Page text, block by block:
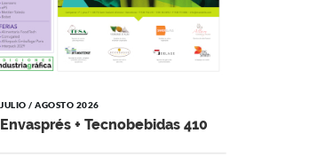
JULIO / AGOSTO 2026
Envasprés + Tecnobebidas 410